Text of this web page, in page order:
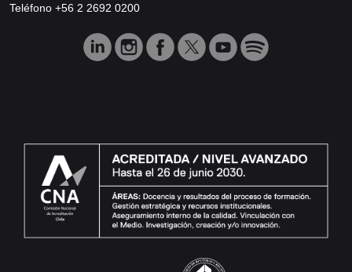
Teléfono +56 2 2692 0200